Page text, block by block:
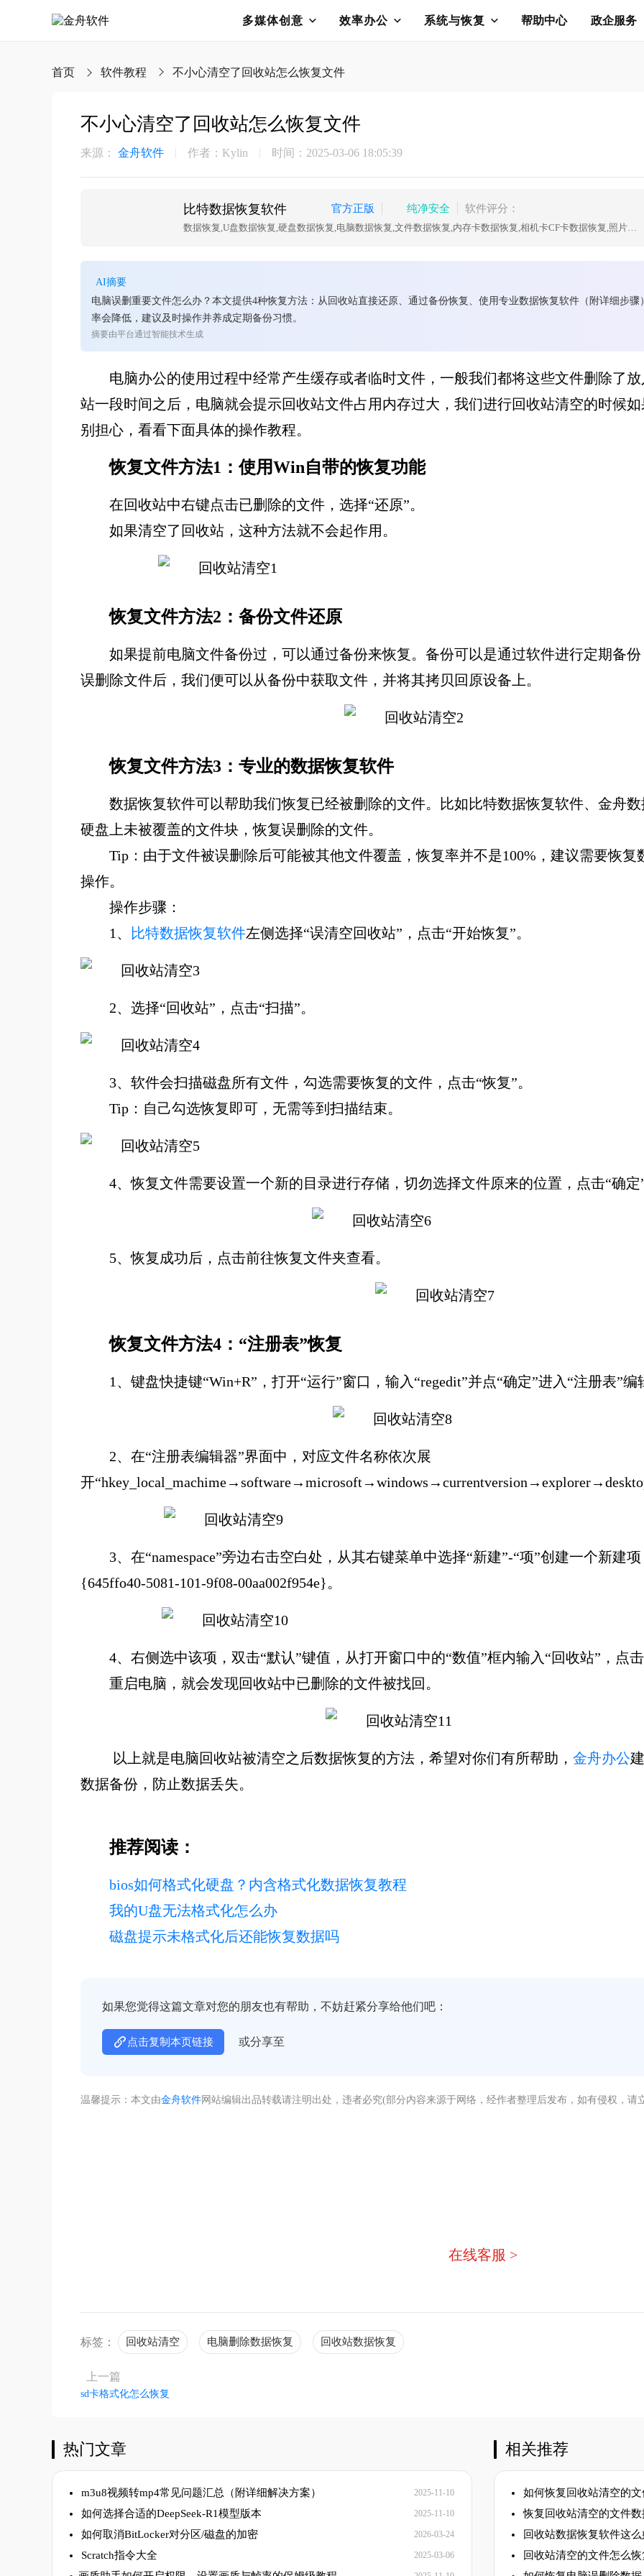
多媒体创意 效率办公 系统与恢复 帮助中心 政企服务
首页 软件教程 不小心清空了回收站怎么恢复文件
不小心清空了回收站怎么恢复文件
来源： 金舟软件 作者：Kylin 时间：2025-03-06 18:05:39
比特数据恢复软件 官方正版 纯净安全 软件评分：
数据恢复,U盘数据恢复,硬盘数据恢复,电脑数据恢复,文件数据恢复,内存卡数据恢复,相机卡CF卡数据恢复,照片恢复,sd卡数据恢复
AI摘要
电脑误删重要文件怎么办？本文提供4种恢复方法：从回收站直接还原、通过备份恢复、使用专业数据恢复软件（附详细步
率会降低，建议及时操作并养成定期备份习惯。
摘要由平台通过智能技术生成
电脑办公的使用过程中经常产生缓存或者临时文件，一般我们都将这些文件删除了
站一段时间之后，电脑就会提示回收站文件占用内存过大，我们进行回收站清空的时候
别担心，看看下面具体的操作教程。
恢复文件方法1 ：使用Win自带的恢复功能
在回收站中右键点击已删除的文件，选择“还原”。
如果清空了回收站，这种方法就不会起作用。
恢复文件方法2 ：备份文件还原
如果提前电脑文件备份过，可以通过备份来恢复。备份可以是通过软件进行定期备
误删除文件后，我们便可以从备份中获取文件，并将其拷贝回原设备上。
恢复文件方法3 ： 专业的数据恢复软件
数据恢复软件可以帮助我们恢复已经被删除的文件。比如比特数据恢复软件、金舟
硬盘上未被覆盖的文件块，恢复误删除的文件。
Tip：由于文件被误删除后可能被其他文件覆盖，恢复率并不是100%，建议需要恢
操作。
操作步骤：
1、
比特数据恢复软件左侧选择“误清空回收站”，点击“开始恢复”。
2、选择“回收站”，点击“扫描”。
3、软件会扫描磁盘所有文件，勾选需要恢复的文件，点击“恢复”。
Tip：自己勾选恢复即可，无需等到扫描结束。
4、恢复文件需要设置一个新的目录进行存储，切勿选择文件原来的位置，点击“确定
5、恢复成功后，点击前往恢复文件夹查看。
恢复文件方法4 ： “注册表”恢复
1、 键盘快捷键“Win+R”，打开“运行”窗口，输入“regedit”并点“确定”进入“注册表”编
2、 在“注册表编辑器”界面中，对应文件名称依次展
开
3、在“namespace”旁边右击空白处，从其右键菜单中选择“新建”-“项”创建一个新建
{645ffo40-5081-101-9f08-00aa002f954e}。
4、 右侧选中该项，双击“默认”键值，从打开窗口中的“数值”框内输入“回收站”，点
重启电脑，就会发现回收站中已删除的文件被找回。
以上就是电脑回收站被清空之后数据恢复的方法，希望对你们有所帮助， 金舟办公
数据备份，防止数据丢失。
推荐阅读：
bios如何格式化硬盘？内含格式化数据恢复教程
我的U盘无法格式化怎么办
磁盘提示未格式化后还能恢复数据吗
如果您觉得这篇文章对您的朋友也有帮助，不妨赶紧分享给他们吧：
点击复制本页链接 或分享至
温馨提示：本文由金舟软件网站编辑出品转载请注明出处，违者必究(部分内容来源于网络，经作者整理后发布，如有侵权，请
在线客服 >
标签： 回收站清空 电脑删除数据恢复 回收站数据恢复
上一篇
sd卡格式化怎么恢复
热门文章
m3u8视频转mp4常见问题汇总（附详细解决方案） 2025-11-10
如何选择合适的DeepSeek-R1模型版本 2025-11-10
如何取消BitLocker对分区/磁盘的加密 2026-03-24
Scratch指令大全 2025-03-06
相关推荐
如何恢复回收站清空的文
恢复回收站清空的文件数
回收站数据恢复软件这
回收站清空的文件怎么恢